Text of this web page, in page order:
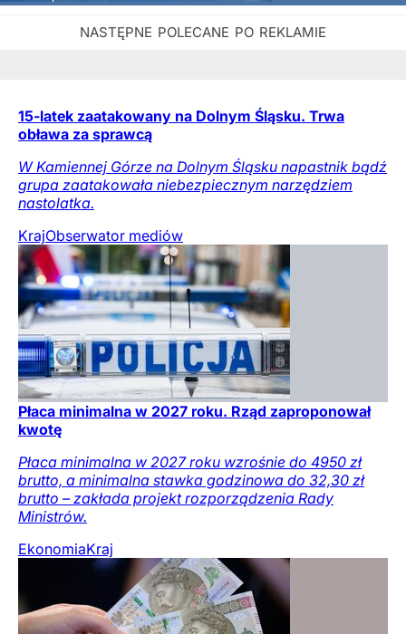
15-latek zaatakowany na Dolnym Śląsku. Trwa
obława za sprawcą
W Kamiennej Górze na Dolnym Śląsku napastnik bądź
grupa zaatakowała niebezpiecznym narzędziem
nastolatka.
KrajObserwator mediów
Płaca minimalna w 2027 roku. Rząd zaproponował
kwotę
Płaca minimalna w 2027 roku wzrośnie do 4950 zł
brutto, a minimalna stawka godzinowa do 32,30 zł
brutto – zakłada projekt rozporządzenia Rady
Ministrów.
EkonomiaKraj